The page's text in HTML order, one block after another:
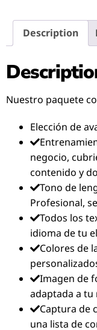
Description
Nuestro paquete
Elección de
negocio,
contenido y
Tono de
Profesional,
Todos los
idioma de tu
Colores de
Imagen de
adaptada a tu
Captura de
una lista de